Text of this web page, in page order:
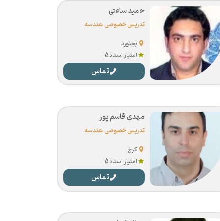
حمید ساعتی
تدریس خصوصی هندسه
بجنورد
امتیاز استاد 5
تماس
مهدی قاسم پور
تدریس خصوصی هندسه
کرج
امتیاز استاد 5
تماس